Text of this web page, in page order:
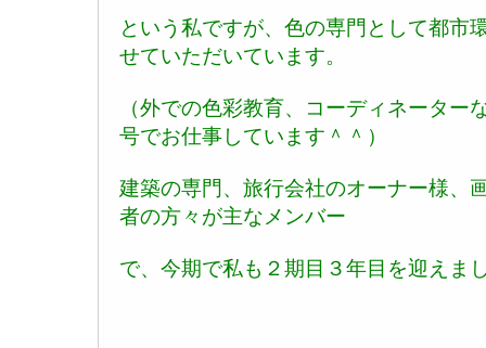
という私ですが、色の専門として都市
せていただいています。
（外での色彩教育、コーディネーター
号でお仕事しています＾＾）
建築の専門、旅行会社のオーナー様、
者の方々が主なメンバー
で、今期で私も２期目３年目を迎えま